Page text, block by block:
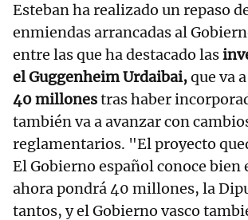
Esteban ha realizado un repaso
enmiendas arrancadas al
entre las que ha destacado las
el Guggenheim Urdaibai,que va
40 millonestras haber
también va a avanzar con
reglamentarios. "El proyecto
El Gobierno español conoce bien
ahora pondrá 40 millones, la
tantos, y el Gobierno vasco